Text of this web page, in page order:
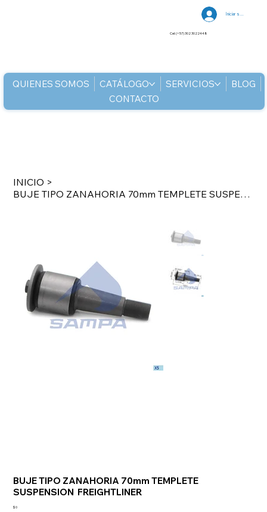
QUIENES SOMOS CATÁLOGO SERVICIOS
BLOG
CONTACTO
Iniciar sesión
Cel: (+57) 302 3022448
INICIO >
BUJE TIPO ZANAHORIA 70mm TEMPLETE SUSPENSION FREIGHTLINER
BUJE TIPO ZANAHORIA 70mm TEMPLETE
SUSPENSION FREIGHTLINER
Precio
$ 0